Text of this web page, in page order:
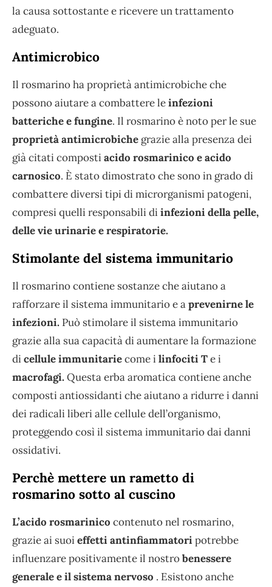
la causa sottostante e ricevere un trattamento
adeguato.
Antimicrobico
Il rosmarino ha proprietà antimicrobiche che
possono aiutare a combattere leinfezioni
batteriche e fungine. Il rosmarino è noto per le sue
proprietà antimicrobiche grazie alla presenza dei
già citati compostiacido rosmarinico e acido
carnosico. È stato dimostrato che sono in grado di
combattere diversi tipi di microrganismi patogeni,
compresi quelli responsabili diinfezioni della pelle,
delle vie urinarie e respiratorie.
Stimolante del sistema immunitario
Il rosmarino contiene sostanze che aiutano a
rafforzare il sistema immunitario e aprevenirne le
infezioni. Può stimolare il sistema immunitario
grazie alla sua capacità di aumentare la formazione
dicellule immunitariecome ilinfociti Te i
macrofagi. Questa erba aromatica contiene anche
composti antiossidanti che aiutano a ridurre i danni
dei radicali liberi alle cellule dell’organismo,
proteggendo così il sistema immunitario dai danni
ossidativi.
Perchè mettere un rametto di
rosmarino sotto al cuscino
L’acido rosmarinico contenuto nel rosmarino,
grazie ai suoieffetti antinfiammatoripotrebbe
influenzare positivamente il nostrobenessere
generale e il sistema nervoso . Esistono anche